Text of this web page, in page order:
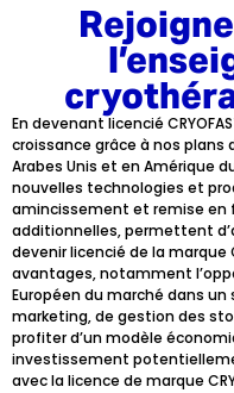
En devenant licencié
croissance grâce à nos plans
Arabes Unis et en Amérique
nouvelles technologies et
amincissement et remise en
additionnelles, permettent
devenir licencié de la marque
avantages, notamment
Européen du marché dans
marketing, de gestion des
profiter d’un modèle
investissement
avec la licence de marque